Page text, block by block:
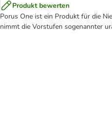
Produkt bewerten
Porus One ist ein Produkt für die
nimmt die Vorstufen sogenannter